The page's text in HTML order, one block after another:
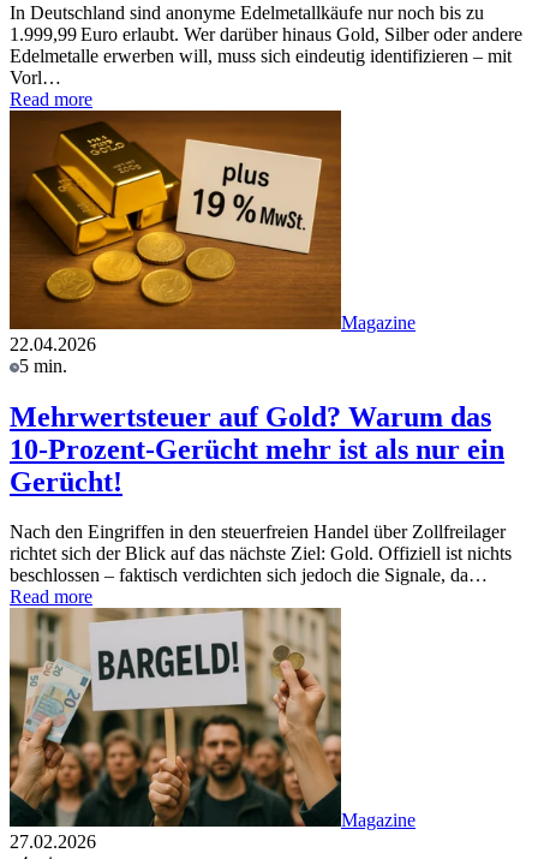
In Deutschland sind anonyme Edelmetallkäufe nur noch bis zu
1.999,99 Euro erlaubt. Wer darüber hinaus Gold, Silber oder andere
Edelmetalle erwerben will, muss sich eindeutig identifizieren – mit
Vorl…
Read more
Magazine
22.04.2026
5 min.
Mehrwertsteuer auf Gold? Warum das
10-Prozent-Gerücht mehr ist als nur ein
Gerücht!
Nach den Eingriffen in den steuerfreien Handel über Zollfreilager
richtet sich der Blick auf das nächste Ziel: Gold. Offiziell ist nichts
beschlossen – faktisch verdichten sich jedoch die Signale, da…
Read more
Magazine
27.02.2026